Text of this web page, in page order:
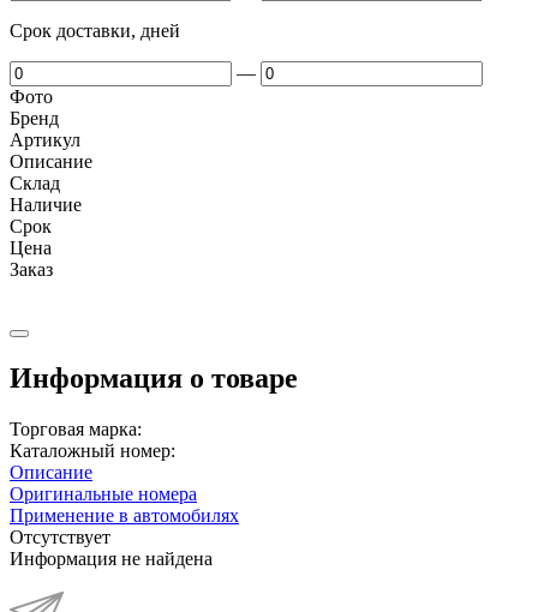
Срок доставки, дней
—
Фото
Бренд
Артикул
Описание
Cклад
Наличие
Срок
Цена
Заказ
Информация о товаре
Торговая марка:
Каталожный номер:
Описание
Оригинальные номера
Применение в автомобилях
Отсутствует
Информация не найдена